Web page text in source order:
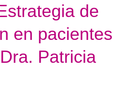
de
en pacientes
Patricia